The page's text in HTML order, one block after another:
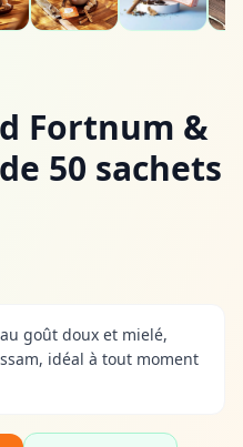
Fortnum &
50 sachets
goût doux et mielé,
idéal à tout moment